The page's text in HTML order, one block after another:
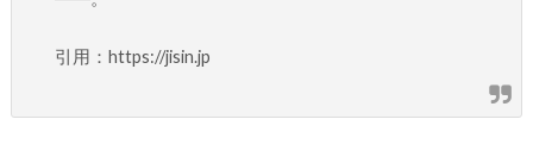
引用：https://jisin.jp